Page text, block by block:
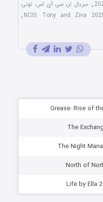
, سریال ان سی آی اس: تونی
,